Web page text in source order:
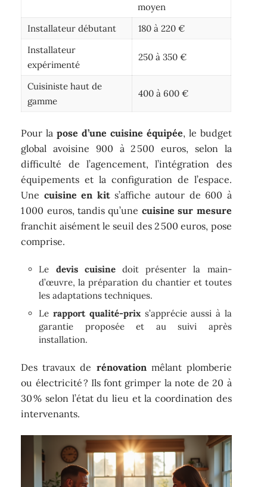
moyen
Installateur débutant
180 à 220 €
Installateur
expérimenté
250 à 350 €
Cuisiniste haut de
gamme
400 à 600 €
Pour lapose d’une cuisine équipée, le budget
global avoisine 900 à 2 500 euros, selon la
difficulté de l’agencement, l’intégration des
équipements et la configuration de l’espace.
Une cuisine en kits’affiche autour de 600 à
1 000 euros, tandis qu’une cuisine sur mesure
franchit aisément le seuil des 2 500 euros, pose
comprise.
Le devis cuisinedoit présenter la main-
d’œuvre, la préparation du chantier et toutes
les adaptations techniques.
Lerapport qualité-prixs’apprécie aussi à la
garantie proposée et au suivi après
installation.
Des travaux de rénovationmêlant plomberie
ou électricité ? Ils font grimper la note de 20 à
30 % selon l’état du lieu et la coordination des
intervenants.